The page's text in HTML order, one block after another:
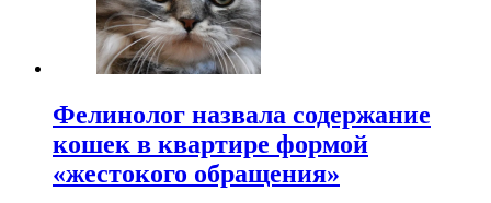
Фелинолог назвала содержание
кошек в квартире формой
«жестокого обращения»